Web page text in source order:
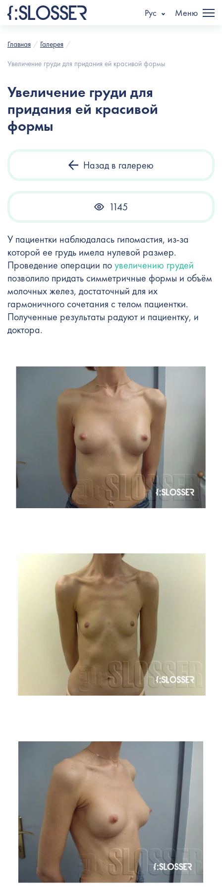
Рус Меню
Главная
Галерея
Увеличение груди для придания ей красивой формы
Увеличение груди для
придания ей красивой
формы
Назад в галерею
1145
У пациентки наблюдалась гипомастия, из-за
которой ее грудь имела нулевой размер.
Проведение операции поувеличению грудей
позволило придать симметричные формы и объём
молочных желез, достаточный для их
гармоничного сочетания с телом пациентки.
Полученные результаты радуют и пациентку, и
доктора.